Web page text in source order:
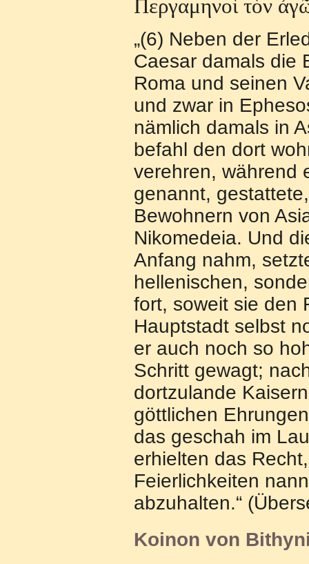
Περγαμηνοὶτὸν ἀγ
„(6) Neben der
Caesar damals die
Roma und seinen
und zwar in
nämlich damals in
befahl den dort
verehren, während
genannt,
Bewohnern von
Nikomedeia. Und
Anfang nahm,
hellenischen,
fort, soweit sie den
Hauptstadt selbst
er auch noch so
Schritt gewagt;
dortzulande
göttlichen
das geschah im
erhielten das
Feierlichkeiten
abzuhalten.“
Koinon von